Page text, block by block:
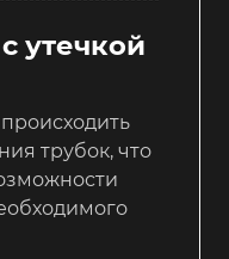
утечкой
трубок, что